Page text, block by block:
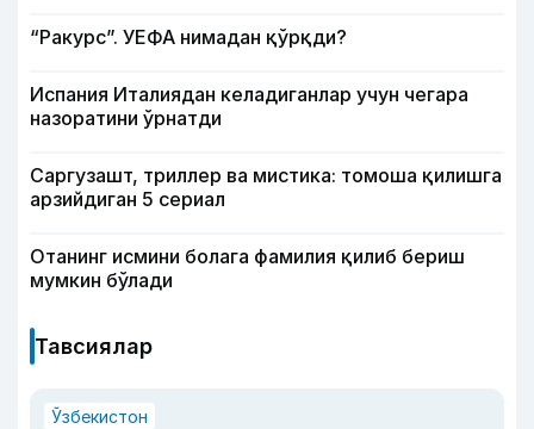
“Ракурс”. УЕФА нимадан қўрқди?
Испания Италиядан келадиганлар учун чегара
назоратини ўрнатди
Саргузашт, триллер ва мистика: томоша қилишга
арзийдиган 5 сериал
Отанинг исмини болага фамилия қилиб бериш
мумкин бўлади
Тавсиялар
Ўзбекистон